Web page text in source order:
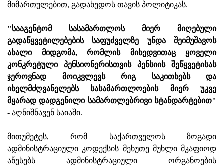
მიმართულებით, გადახედოს თავის პოლიტიკას.
"სააგენტომ სასამართლოს მიერ მიღებული
გადაწყვეტილებების საფუძველზე უნდა შეიმუშავოს
ახალი მიდგომა, რომლის მიხედვითაც ყოველი
კონკრეტული პენსიონერისთვის პენსიის შეწყვეტისას
ჯეროვნად მოიკვლევს რიგ საკითხებს და
იხელმძღვანელებს სასამართლოების მიერ უკვე
მყარად დადგენილი სამართლებრივი სტანდარტებით"
- აღნიშნავენ საიაში.
მითუმეტეს, რომ საქართველოს ზოგადი
ადმინისტრაციული კოდექსის მეხუთე მუხლი მკაფიოდ
აწესებს ადმინისტრაციული ორგანოების